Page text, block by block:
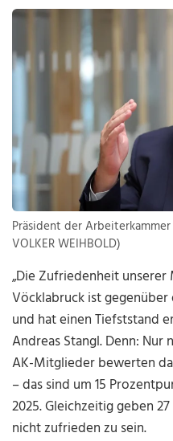
Präsident der
VOLKER WEIHBOLD)
„Die Zufriedenheit
Vöcklabruck ist
und hat einen Tiefststand
Andreas Stangl. Denn:
AK-Mitglieder bewerten
– das sind um 15
2025. Gleichzeitig geben
nicht zufrieden zu sein.